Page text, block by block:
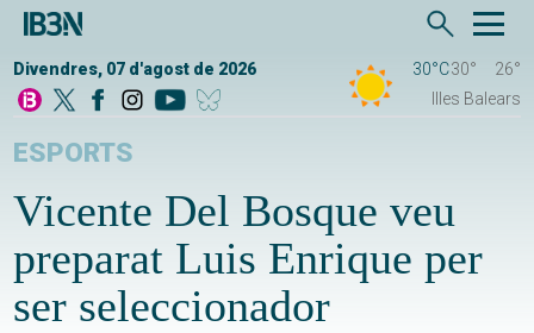
Divendres, 07 d'agost de 2026 30°C30°
26°
Illes Balears
ESPORTS
Vicente Del Bosque veu
preparat Luis Enrique per
ser seleccionador